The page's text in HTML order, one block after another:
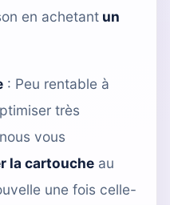
en achetant un
: Peu rentable à
très
vous
la cartouche au
une fois celle-